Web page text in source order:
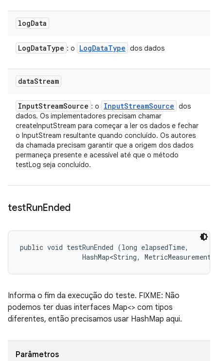
logData
LogDataType : o LogDataType dos dados
dataStream
InputStreamSource : o InputStreamSource dos
dados. Os implementadores precisam chamar
createInputStream para começar a ler os dados e fechar
o InputStream resultante quando concluído. Os autores
da chamada precisam garantir que a origem dos dados
permaneça presente e acessível até que o método
testLog seja concluído.
testRunEnded
public void testRunEnded (long elapsedTime,
HashMap<String,
Informa o fim da execução do teste. FIXME: Não
podemos ter duas interfaces Map<> com tipos
diferentes, então precisamos usar HashMap aqui.
Parâmetros